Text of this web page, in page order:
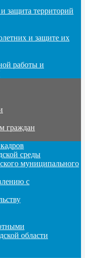
защита территорий
и защите их
работы и
граждан
среды
муниципального
с
области